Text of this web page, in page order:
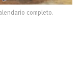
completo.